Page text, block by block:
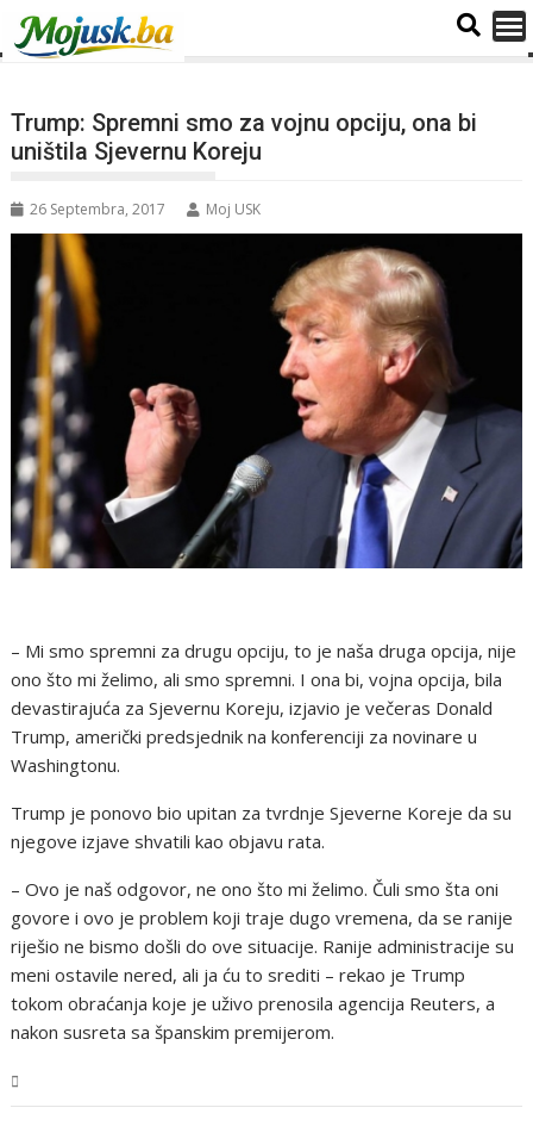
Trump: Spremni smo za vojnu opciju, ona bi
uništila Sjevernu Koreju
26 Septembra, 2017 Moj USK
– Mi smo spremni za drugu opciju, to je naša druga opcija, nije
ono što mi želimo, ali smo spremni. I ona bi, vojna opcija, bila
devastirajuća za Sjevernu Koreju, izjavio je večeras Donald
Trump, američki predsjednik na konferenciji za novinare u
Washingtonu.
Trump je ponovo bio upitan za tvrdnje Sjeverne Koreje da su
njegove izjave shvatili kao objavu rata.
– Ovo je naš odgovor, ne ono što mi želimo. Čuli smo šta oni
govore i ovo je problem koji traje dugo vremena, da se ranije
riješio ne bismo došli do ove situacije. Ranije administracije su
meni ostavile nered, ali ja ću to srediti – rekao je Trump
tokom obraćanja koje je uživo prenosila agencija Reuters, a
nakon susreta sa španskim premijerom.